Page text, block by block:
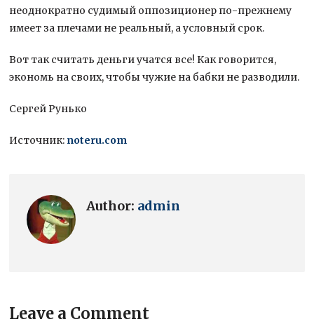
неоднократно судимый оппозиционер по-прежнему
имеет за плечами не реальный, а условный срок.
Вот так считать деньги учатся все! Как говорится,
экономь на своих, чтобы чужие на бабки не разводили.
Сергей Рунько
Источник: noteru.com
Author: admin
Leave a Comment